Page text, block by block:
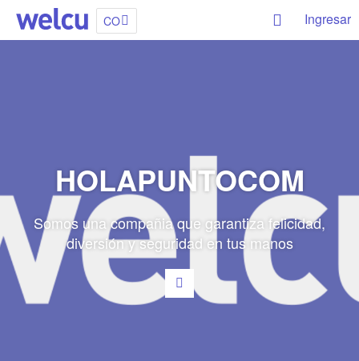
CO Ingresar
HOLAPUNTOCOM
Somos una compañia que garantiza felicidad,
diversión y seguridad en tus manos